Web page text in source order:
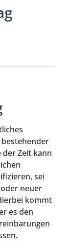
bestehender
Zeit kann
sei
neuer
kommt
es den